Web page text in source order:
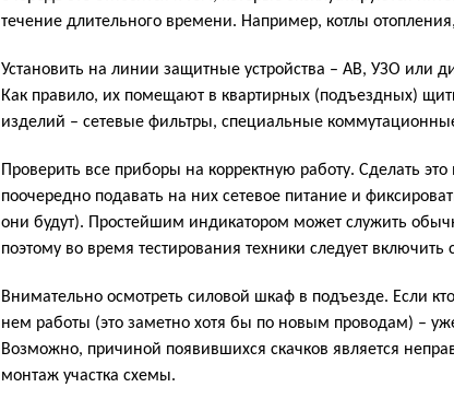
течение длительного времени. Например, котлы
Установить на линии защитные устройства – АВ, УЗО или
Как правило, их помещают в квартирных (подъездных)
изделий – сетевые фильтры, специальные
Проверить все приборы на корректную работу. Сделать
поочередно подавать на них сетевое питание и
они будут). Простейшим индикатором может служить
поэтому во время тестирования техники следует включить
Внимательно осмотреть силовой шкаф в подъезде. Если
нем работы (это заметно хотя бы по новым проводам) –
Возможно, причиной появившихся скачков является
монтаж участка схемы.